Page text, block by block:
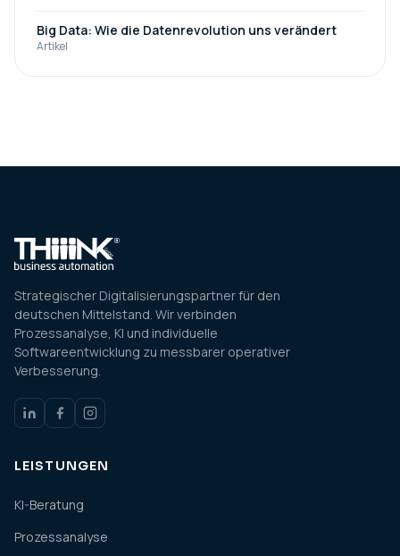
Big Data: Wie die Datenrevolution uns verändert
Artikel
Strategischer Digitalisierungspartner für den
deutschen Mittelstand. Wir verbinden
Prozessanalyse, KI und individuelle
Softwareentwicklung zu messbarer operativer
Verbesserung.
LEISTUNGEN
KI-Beratung
Prozessanalyse